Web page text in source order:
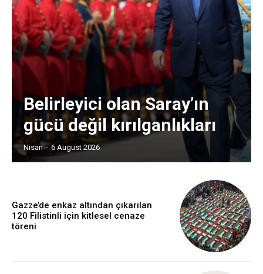
Belirleyici olan Saray’ın
gücü değil kırılganlıkları
Nisan - 6 August 2026
Gazze’de enkaz altından çıkarılan
120 Filistinli için kitlesel cenaze
töreni